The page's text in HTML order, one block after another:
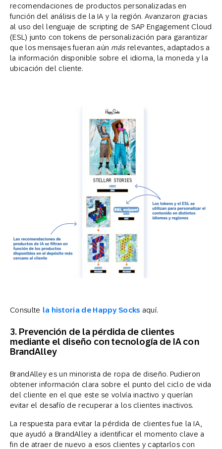
recomendaciones de productos personalizadas en
función del análisis de la IA y la región. Avanzaron gracias
al uso del lenguaje de scripting de SAP Engagement Cloud
(ESL) junto con tokens de personalización para garantizar
que los mensajes fueran aún másrelevantes, adaptados a
la información disponible sobre el idioma, la moneda y la
ubicación del cliente.
Consulte la historia de Happy Socks aquí.
3. Prevención de la pérdida de clientes
mediante el diseño con tecnología de IA con
BrandAlley
BrandAlley es un minorista de ropa de diseño. Pudieron
obtener información clara sobre el punto del ciclo de vida
del cliente en el que este se volvía inactivo y querían
evitar el desafío de recuperar a los clientes inactivos.
La respuesta para evitar la pérdida de clientes fue la IA,
que ayudó a BrandAlley a identificar el momento clave a
fin de atraer de nuevo a esos clientes y captarlos con